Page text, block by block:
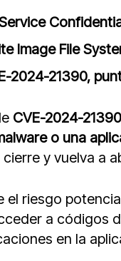
Image File
2024-21390,
CVE-2024-21390
o una
y vuelva a
riesgo
a códigos
en la